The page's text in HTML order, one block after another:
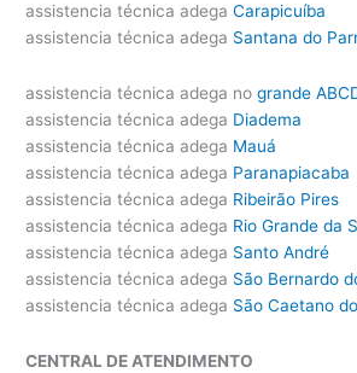
assistencia técnica adega Carapicuíba
assistencia técnica adega Santana do
assistencia técnica adega nogrande
assistencia técnica adega Diadema
assistencia técnica adega Mauá
assistencia técnica adega Paranapiacaba
assistencia técnica adega Ribeirão Pires
assistencia técnica adega Rio Grande da
assistencia técnica adega Santo André
assistencia técnica adega São Bernardo
assistencia técnica adega São Caetano
CENTRAL DE ATENDIMENTO